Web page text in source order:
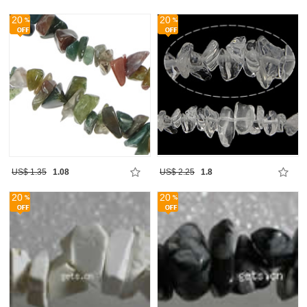
20
US$ 1.35 1.08
20
US$ 2.25 1.8
20 20